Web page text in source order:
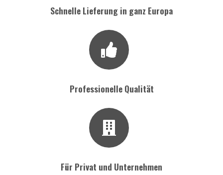
Schnelle Lieferung in ganz Europa
Professionelle Qualität
Für Privat und Unternehmen